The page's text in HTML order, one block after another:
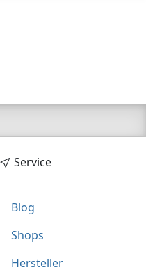
Service
Blog
Shops
Hersteller